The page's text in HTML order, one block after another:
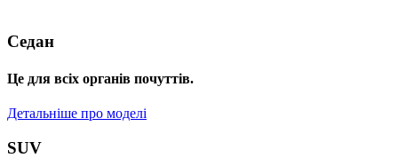
Седан
Це для всіх органів почуттів.
Детальніше про моделі
SUV